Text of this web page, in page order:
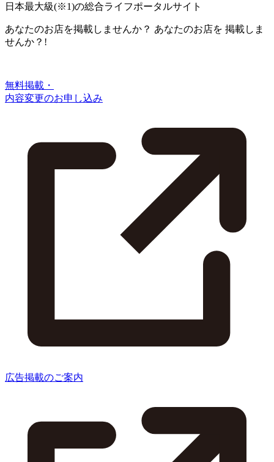
日本最大級(※1)の総合ライフポータルサイト
あなたのお店を掲載しませんか？ あなたのお店を 掲載しま
せんか？!
無料掲載・
内容変更のお申し込み
広告掲載のご案内